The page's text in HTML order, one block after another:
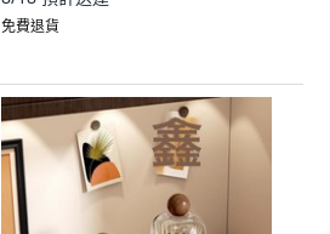
免費退貨